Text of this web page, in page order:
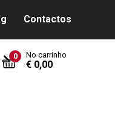
Contactos
0 No carrinho
€ 0,00